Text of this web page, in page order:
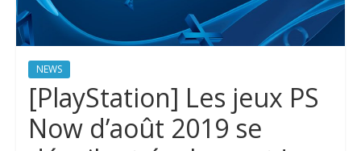
NEWS
[PlayStation] Les jeux PS
Now d’août 2019 se